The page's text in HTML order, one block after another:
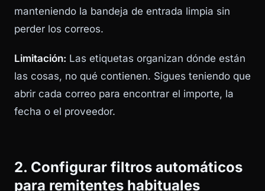
manteniendo la bandeja de entrada limpia sin
perder los correos.
Limitación: Las etiquetas organizan dónde están
las cosas, no qué contienen. Sigues teniendo que
abrir cada correo para encontrar el importe, la
fecha o el proveedor.
2. Configurar filtros automáticos
para remitentes habituales